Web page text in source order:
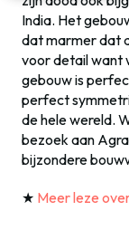
India. Het
dat marmer dat
voor detail want
gebouw is
perfect
de hele wereld.
bezoek aan
bijzondere
★ Meer leze